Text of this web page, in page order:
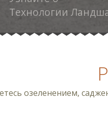
Технологии
озеленением,